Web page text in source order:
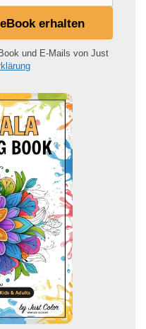
erhalten
und E-Mails von Just